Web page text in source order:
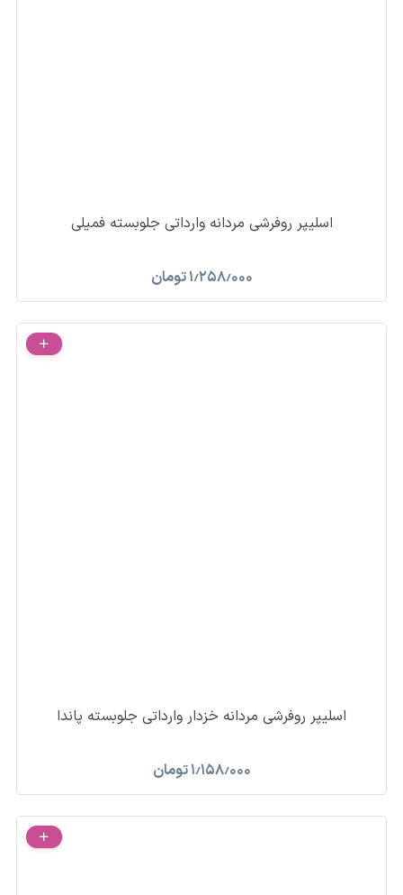
اسلیپر روفرشی مردانه وارداتی جلوبسته فمیلی
۱٫۲۵۸٫۰۰۰تومان
اسلیپر روفرشی مردانه خزدار وارداتی جلوبسته پاندا
۱٫۱۵۸٫۰۰۰تومان